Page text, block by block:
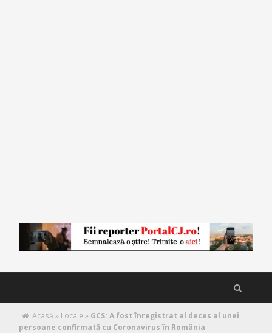
Acasă » Locale » GCS: A fost înregistrat al deces al unei
persoane confirmată cu Coronavirus în România